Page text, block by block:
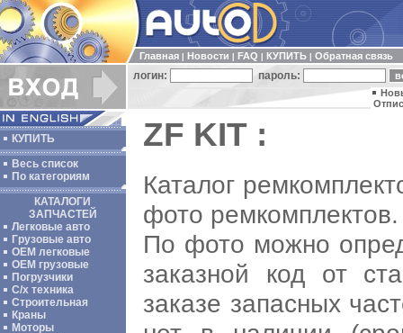
Главная Новости FAQ КУПИТЬ Обратная связь
логин: пароль:
КУПИТЬ
Весь список
По категориям
КАТАЛОГИ
ЗАПЧАСТЕЙ
Легковые авто
Грузовые авто
ОЕМ легковые
OEM грузовые
Погрузчики
С/х техника
Строительная
Краны
Моторы
ZF KIT :
Каталог
фото ремкомплектов.
По фото можно
заказной код от
заказе запасных